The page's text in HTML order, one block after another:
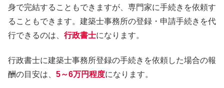
身で完結することもできますが、専門家に手続きを依頼す
ることもできます。建築士事務所の登録・申請手続きを代
行できるのは、 行政書士になります。
行政書士に建築士事務所登録の手続きを依頼した場合の報
酬の目安は、 5～6万円程度になります。